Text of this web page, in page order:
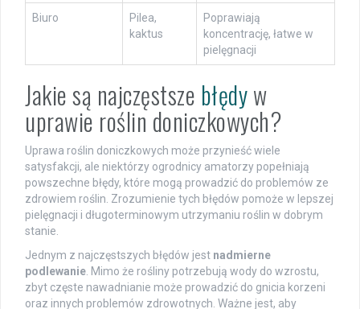
Biuro
Pilea,
kaktus
Poprawiają
koncentrację, łatwe w
pielęgnacji
Jakie są najczęstsze błędyw
uprawie roślin doniczkowych?
Uprawa roślin doniczkowych może przynieść wiele
satysfakcji, ale niektórzy ogrodnicy amatorzy popełniają
powszechne błędy, które mogą prowadzić do problemów ze
zdrowiem roślin. Zrozumienie tych błędów pomoże w lepszej
pielęgnacji i długoterminowym utrzymaniu roślin w dobrym
stanie.
Jednym z najczęstszych błędów jest nadmierne
podlewanie. Mimo że rośliny potrzebują wody do wzrostu,
zbyt częste nawadnianie może prowadzić do gnicia korzeni
oraz innych problemów zdrowotnych. Ważne jest, aby